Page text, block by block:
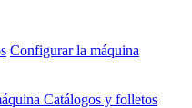
Configurar la máquina
Catálogos y folletos